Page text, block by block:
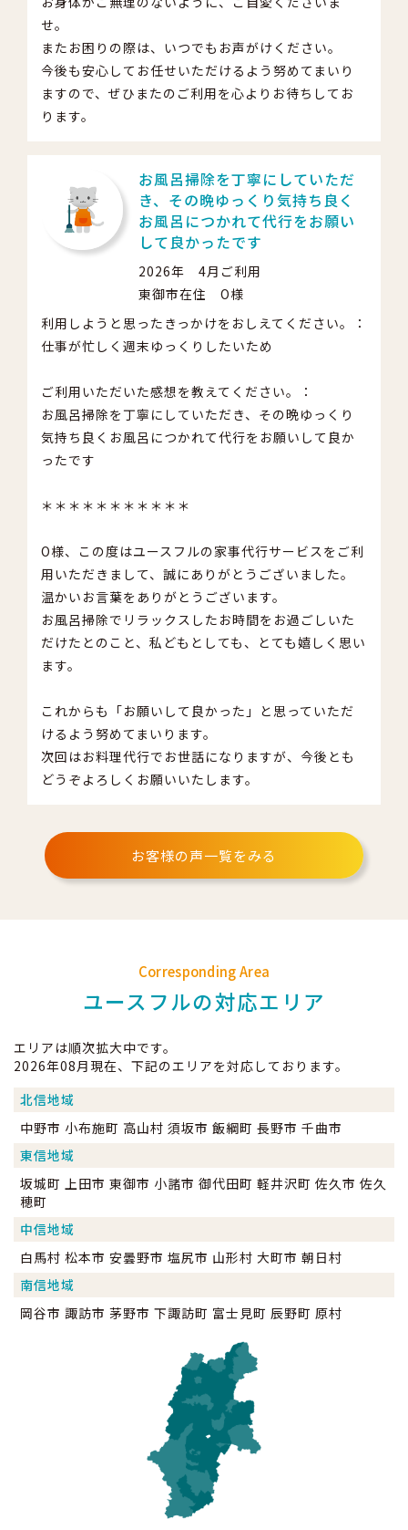
せ。
またお困りの際は、いつでもお声がけください。
今後も安心してお任せいただけるよう努めてまいり
ますので、ぜひまたのご利用を心よりお待ちしてお
ります。
お風呂掃除を丁寧にしていただ
き、その晩ゆっくり気持ち良く
お風呂につかれて代行をお願い
して良かったです
2026年 4月ご利用
東御市在住 O様
利用しようと思ったきっかけをおしえてください。：
仕事が忙しく週末ゆっくりしたいため
ご利用いただいた感想を教えてください。：
お風呂掃除を丁寧にしていただき、その晩ゆっくり
気持ち良くお風呂につかれて代行をお願いして良か
ったです
＊＊＊＊＊＊＊＊＊＊＊
O様、この度はユースフルの家事代行サービスをご利
用いただきまして、誠にありがとうございました。
温かいお言葉をありがとうございます。
お風呂掃除でリラックスしたお時間をお過ごしいた
だけたとのこと、私どもとしても、とても嬉しく思い
ます。
これからも「お願いして良かった」と思っていただ
けるよう努めてまいります。
次回はお料理代行でお世話になりますが、今後とも
どうぞよろしくお願いいたします。
お客様の声一覧をみる
Corresponding Area
ユースフルの対応エリア
エリアは順次拡大中です。
2026年08月現在、下記のエリアを対応しております。
北信地域
中野市 小布施町 高山村 須坂市 飯綱町 長野市 千曲市
東信地域
坂城町 上田市 東御市 小諸市 御代田町 軽井沢町 佐久市 佐久
穂町
中信地域
白馬村 松本市 安曇野市 塩尻市 山形村 大町市 朝日村
南信地域
岡谷市 諏訪市 茅野市 下諏訪町 富士見町 辰野町 原村